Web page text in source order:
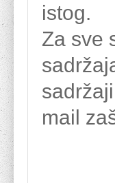
istog.
Za sve
mail